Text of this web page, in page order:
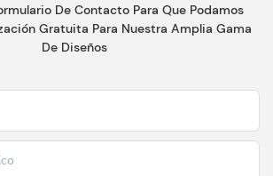
De Contacto Para Que Podamos
Gratuita Para Nuestra Amplia Gama
De Diseños